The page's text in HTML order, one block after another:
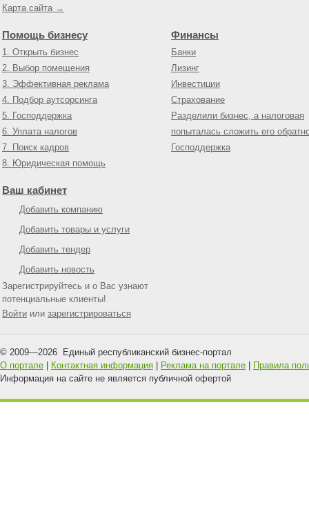
Карта сайта →
Помощь бизнесу
1. Открыть бизнес
2. Выбор помещения
3. Эффективная реклама
4. Подбор аутсорсинга
5. Господдержка
6. Уплата налогов
7. Поиск кадров
8. Юридическая помощь
Финансы
Банки
Лизинг
Инвестиции
Страхование
Разделили бизнес, а налоговая
попыталась сложить его
Господдержка
Ваш кабинет
Добавить компанию
Добавить товары и услуги
Добавить тендер
Добавить новость
Зарегистрируйтесь и о Вас узнают
потенциальные клиенты!
Войти или зарегистрироваться
© 2009—2026 Единый республиканский бизнес-портал
О портале
Контактная информация Реклама на портале
Правила
Информация на сайте не является публичной офертой